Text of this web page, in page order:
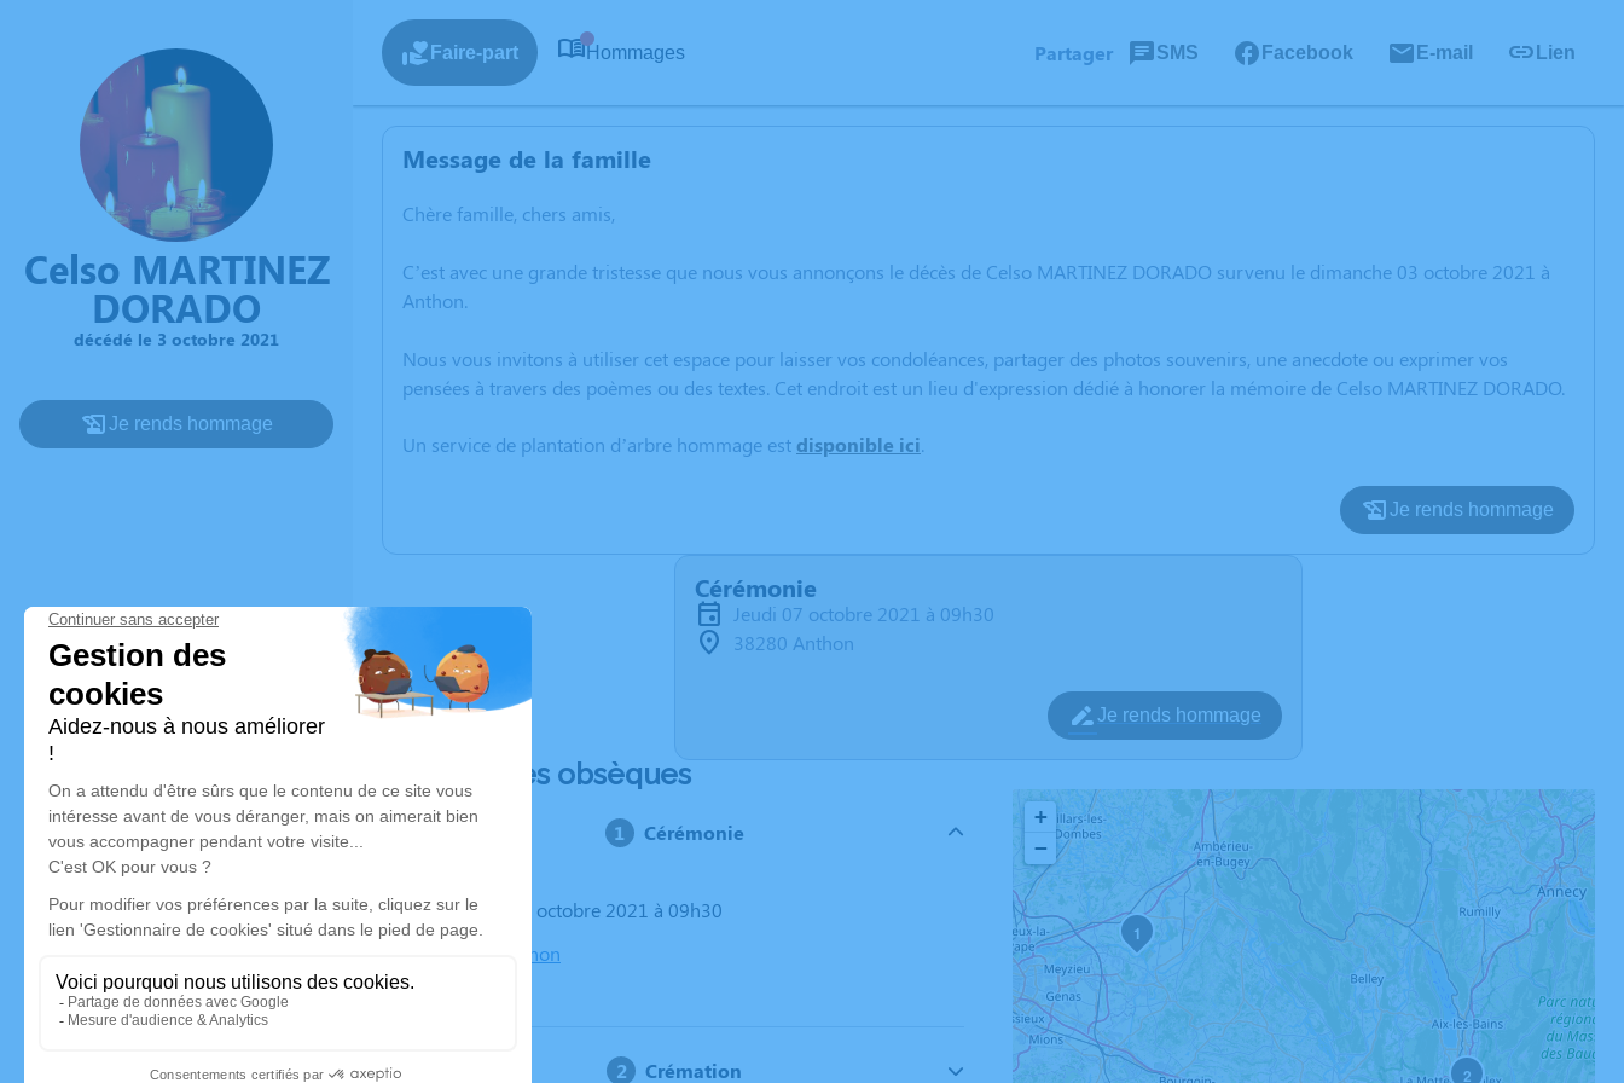
Celso MARTINEZ
DORADO
décédé le 3 octobre 2021
Je rends hommage
Faire-part Hommages Partager SMS Facebook E-mail Lien
Message de la famille
Chère famille, chers amis,
C’est avec une grande tristesse que nous vous annonçons le décès de Celso MARTINEZ DORADO survenu le dimanche 03 octobre 2021 à
Anthon.
Nous vous invitons à utiliser cet espace pour laisser vos condoléances, partager des photos souvenirs, une anecdote ou exprimer vos
pensées à travers des poèmes ou des textes. Cet endroit est un lieu d'expression dédié à honorer la mémoire de Celso MARTINEZ DORADO.
Un service de plantation d’arbre hommage est disponible ici.
Je rends hommage
Cérémonie
jeudi 07 octobre 2021 à 09h30
38280 Anthon
Je rends hommage
Déroulé des obsèques
Cérémonie
Le jeudi 07 octobre 2021 à 09h30
38280 Anthon
Crémation
1
2
+
−